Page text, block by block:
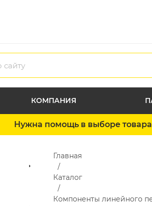
КОМПАНИЯ
Нужна помощь в выборе
Главная
Каталог
Компоненты линейного